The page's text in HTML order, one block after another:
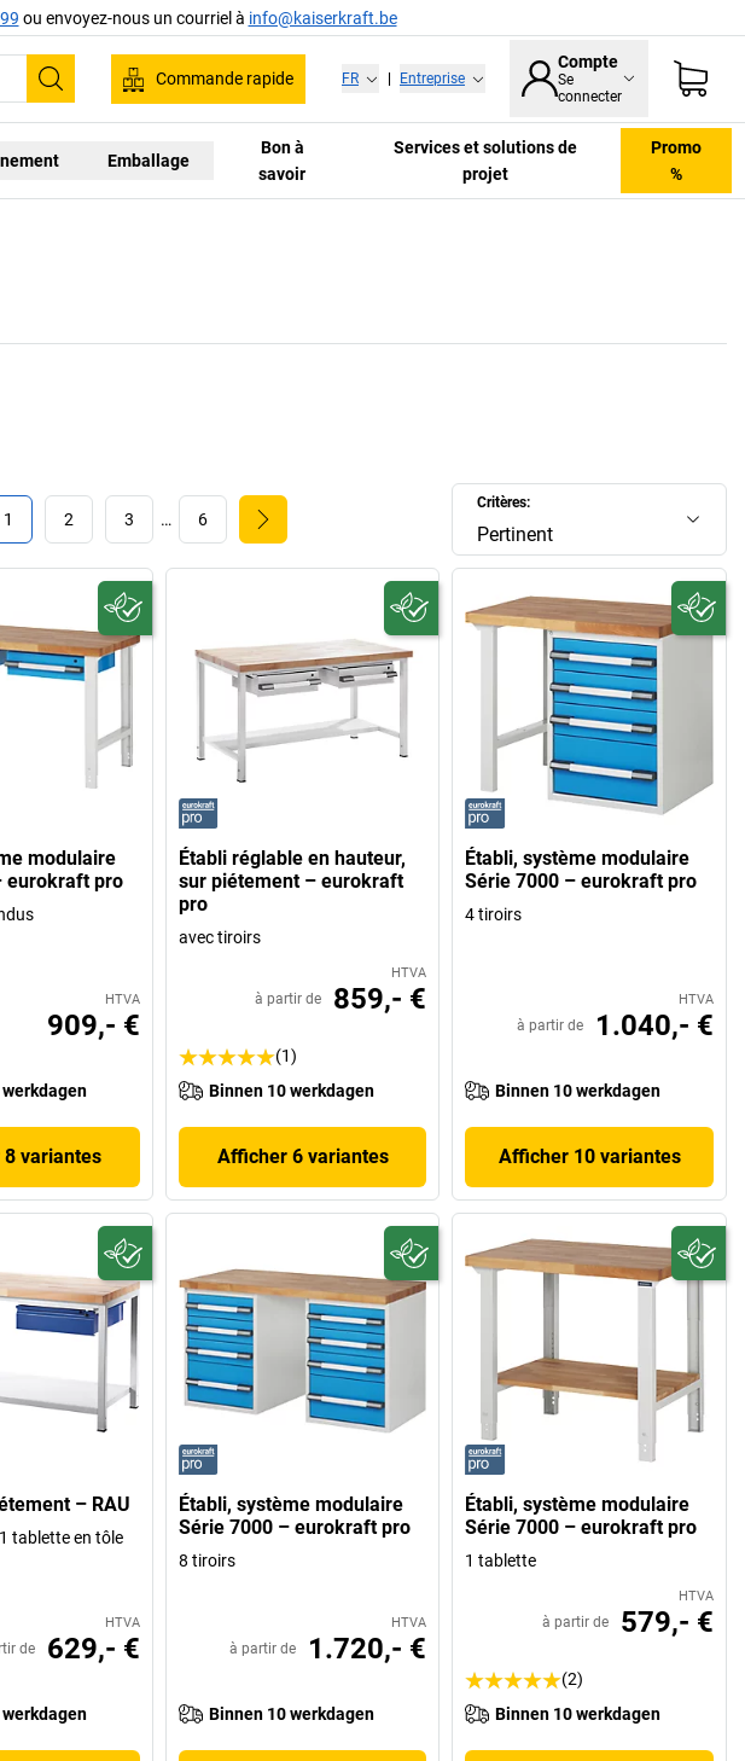
ou envoyez-nous un courriel à info@kaiserkraft.be
Recherche
Commande rapide FR Entreprise
Compte
Se
connecter
Emballage
Bon à
savoir
Services et solutions de
projet
Promo
%
Critères:
Pertinent
1 2 3 … 6
modulaire
eurokraft pro
HTVA
909,- €
variantes
Établi réglable en hauteur,
sur piétement – eurokraft
pro
avec tiroirs
HTVA
à partir de 859,- €
(1)
Binnen 10 werkdagen
Afficher 6 variantes
Établi, système modulaire
Série 7000 – eurokraft pro
4 tiroirs
HTVA
à partir de 1.040,- €
Binnen 10 werkdagen
Afficher 10 variantes
– RAU
tablette en tôle
HTVA
de 629,- €
Établi, système modulaire
Série 7000 – eurokraft pro
8 tiroirs
HTVA
à partir de 1.720,- €
Binnen 10 werkdagen
Établi, système modulaire
Série 7000 – eurokraft pro
1 tablette
HTVA
à partir de 579,- €
(2)
Binnen 10 werkdagen